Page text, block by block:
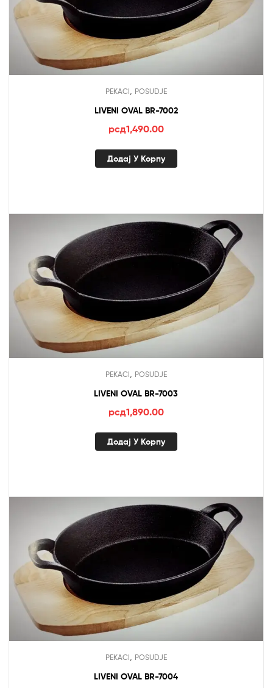
PEKACI POSUDJE
LIVENI OVAL BR-7002
рсд1,490.00
Додај У Корпу
PEKACI POSUDJE
LIVENI OVAL BR-7003
рсд1,890.00
Додај У Корпу
PEKACI POSUDJE
LIVENI OVAL BR-7004